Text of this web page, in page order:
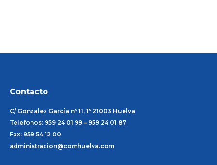
Contacto
C/ Gonzalez García nº 11, 1º 21003 Huelva
Telefonos: 959 24 01 99 – 959 24 01 87
Fax: 959 54 12 00
administracion@comhuelva.com